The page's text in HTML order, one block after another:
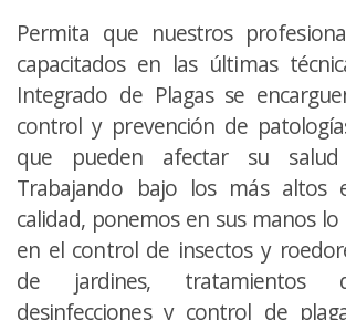
Permita que nuestros
capacitados en las últimas
Integrado de Plagas se
control y prevención de
que pueden afectar su
Trabajando bajo los más altos
calidad, ponemos en sus manos
en el control de insectos y
de jardines, tratamientos
desinfecciones y control de